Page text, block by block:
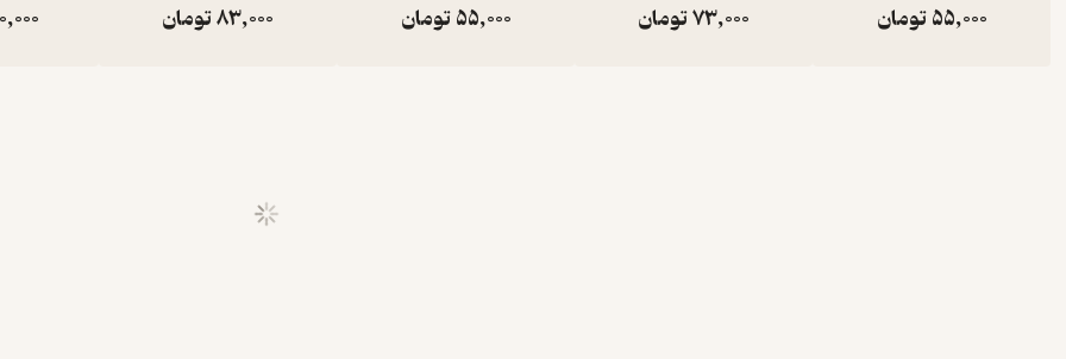
55,000تومان 73,000تومان 55,000تومان 83,000تومان